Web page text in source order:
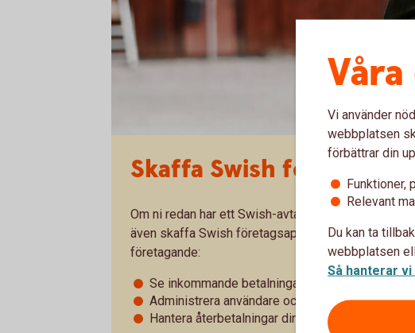
Skaffa Swish
Om ni redan har ett Swish-avtal – Swish Företag
även skaffa Swish företagsapp. Med denna får ni
företagande:
Se inkommande betalningar i realtid och minska
Administrera användare och fördela arbetspass.
Hantera återbetalningar direkt i Swish
Vi använder
webbplatsen
förbättrar din
Funktioner,
Relevant
Du kan ta
webbplatsen
Så hanterar